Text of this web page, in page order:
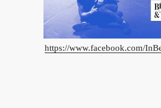
https://www.facebook.com/